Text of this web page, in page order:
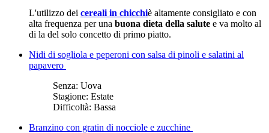
​L'utilizzo dei cereali in chicchiè altamente consigliato e con
alta frequenza per una buona dieta della salute e va molto al
di la del solo concetto di primo piatto.
Nidi di sogliola e peperoni con salsa di pinoli e salatini al
papavero
Senza: Uova
Stagione: Estate
Difficoltà: Bassa
Branzino con gratin di nocciole e zucchine